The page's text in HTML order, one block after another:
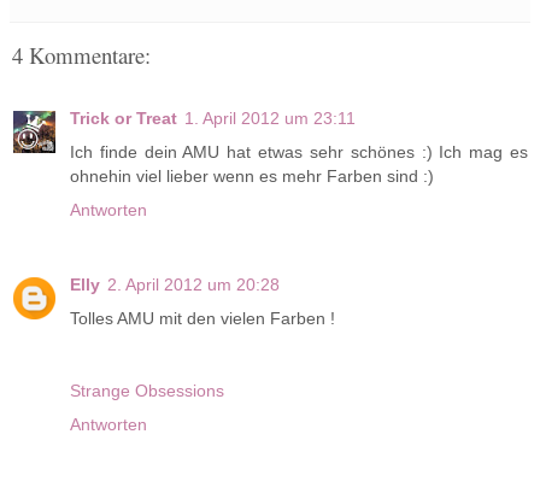
4 Kommentare:
Trick or Treat 1. April 2012 um 23:11
Ich finde dein AMU hat etwas sehr schönes :) Ich mag es
ohnehin viel lieber wenn es mehr Farben sind :)
Antworten
Elly 2. April 2012 um 20:28
Tolles AMU mit den vielen Farben !
Strange Obsessions
Antworten